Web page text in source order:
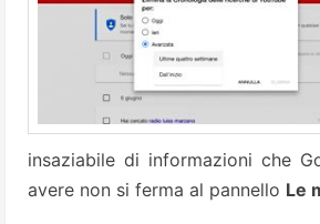
insaziabile di informazioni che
avere non si ferma al pannello Le